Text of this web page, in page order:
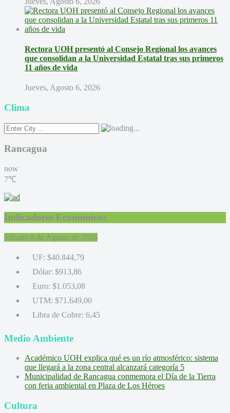
Rectora UOH presentó al Consejo Regional los avances
que consolidan a la Universidad Estatal tras sus primeros
11 años de vida
Jueves, Agosto 6, 2026
Clima
Rancagua
now
7℃
Indicadores Económicos
Sábado 8 de Agosto de 2026
UF: $40.844,79
Dólar: $913,86
Euro: $1.053,08
UTM: $71.649,00
Libra de Cobre: 6,45
Medio Ambiente
Académico UOH explica qué es un río atmosférico: sistema
que llegará a la zona central alcanzará categoría 5
Municipalidad de Rancagua conmemora el Día de la Tierra
con feria ambiental en Plaza de Los Héroes
Cultura